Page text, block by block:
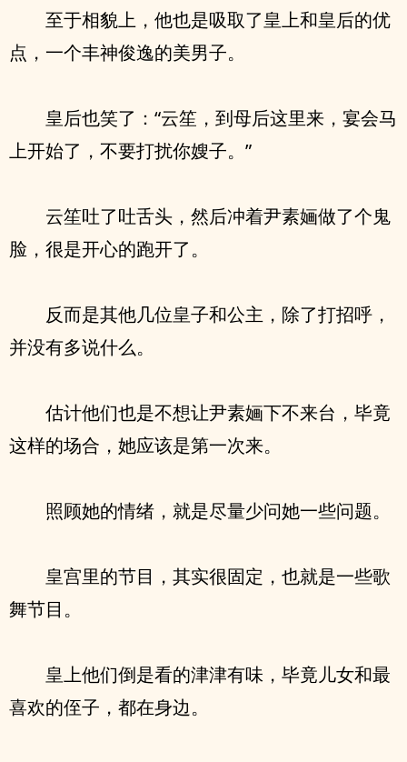
至于相貌上，他也是吸取了皇上和皇后的优
点，一个丰神俊逸的美男子。
皇后也笑了：“云笙，到母后这里来，宴会马
上开始了，不要打扰你嫂子。”
云笙吐了吐舌头，然后冲着尹素婳做了个鬼
脸，很是开心的跑开了。
反而是其他几位皇子和公主，除了打招呼，
并没有多说什么。
估计他们也是不想让尹素婳下不来台，毕竟
这样的场合，她应该是第一次来。
照顾她的情绪，就是尽量少问她一些问题。
皇宫里的节目，其实很固定，也就是一些歌
舞节目。
皇上他们倒是看的津津有味，毕竟儿女和最
喜欢的侄子，都在身边。